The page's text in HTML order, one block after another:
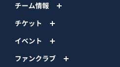
チーム情報
チケット
イベント
ファンクラブ